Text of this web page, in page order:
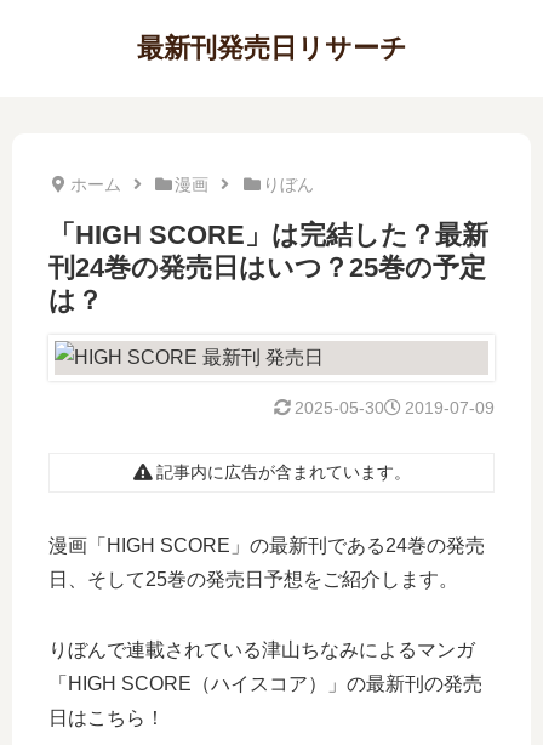
最新刊発売日リサーチ
ホーム 漫画 りぼん
「HIGH SCORE」は完結した？最新
刊24巻の発売日はいつ？25巻の予定
は？
2019-07-09
2025-05-30
記事内に広告が含まれています。
漫画「HIGH SCORE」の最新刊である24巻の発売
日、そして25巻の発売日予想をご紹介します。
りぼんで連載されている津山ちなみによるマンガ
「HIGH SCORE（ハイスコア）」の最新刊の発売
日はこちら！